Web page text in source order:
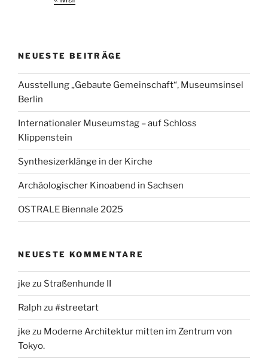
NEUESTE BEITRÄGE
Ausstellung „Gebaute Gemeinschaft“, Museumsinsel
Berlin
Internationaler Museumstag – auf Schloss
Klippenstein
Synthesizerklänge in der Kirche
Archäologischer Kinoabend in Sachsen
OSTRALE Biennale 2025
NEUESTE KOMMENTARE
jke zu Straßenhunde II
Ralph zu #streetart
jke zu Moderne Architektur mitten im Zentrum von
Tokyo.